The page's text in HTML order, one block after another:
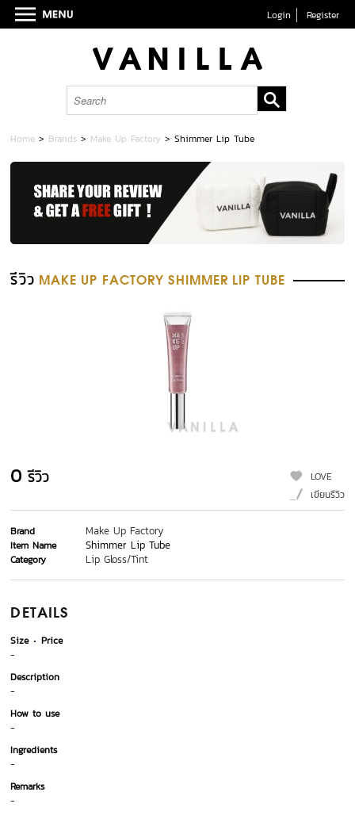
Login Register
Home > Brands > Make Up Factory >Shimmer Lip Tube
รีวิว MAKE UP FACTORY SHIMMER LIP TUBE
0 รีวิว
LOVE
เขียนรีวิว
Brand Make Up Factory
Item Name Shimmer Lip Tube
Category Lip Gloss/Tint
DETAILS
Size
Price
-
Description
-
How to use
-
Ingredients
-
Remarks
-